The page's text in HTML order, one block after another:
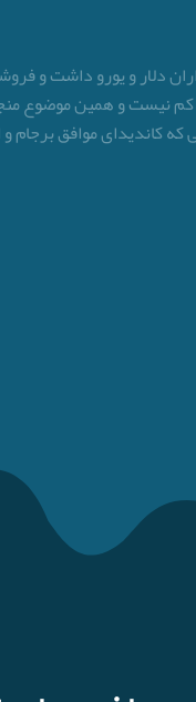
از تعداد بالای
کم نیست و همین
کاندیدای موافق برجام